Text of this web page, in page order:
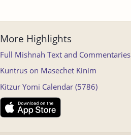
More Highlights
Full Mishnah Text and Commentaries
Kuntrus on Masechet Kinim
Kitzur Yomi Calendar (5786)